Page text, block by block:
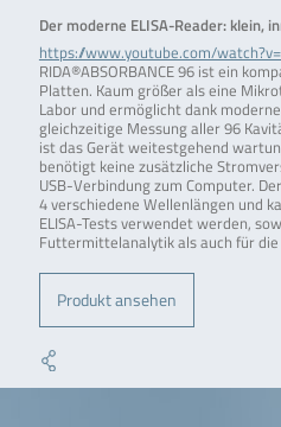
Der moderne ELISA-Reader: klein,
https://www.youtube.com/
RIDA®ABSORBANCE 96 ist ein
Platten. Kaum größer als eine
Labor und ermöglicht dank
gleichzeitige Messung aller 96
ist das Gerät weitestgehend
benötigt keine zusätzliche
USB-Verbindung zum Computer.
4 verschiedene Wellenlängen und
ELISA-Tests verwendet werden,
Futtermittelanalytik als auch für die
Produkt ansehen